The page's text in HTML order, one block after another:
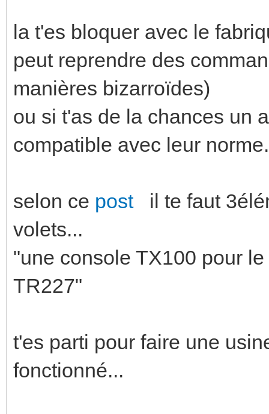
la t'es bloquer avec le
peut reprendre des
manières bizarroïdes)
ou si t'as de la chances un
compatible avec leur
selon ce post
il te faut
volets...
"une console TX100 pour
TR227"
t'es parti pour faire une
fonctionné...